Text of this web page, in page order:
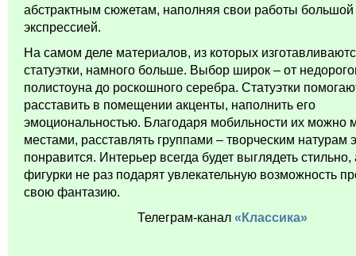
абстрактным сюжетам, наполняя свои работы большой
экспрессией.
На самом деле материалов, из которых
статуэтки, намного больше. Выбор широк – от
полистоуна до роскошного серебра. Статуэтки
расставить в помещении акценты, наполнить его
эмоциональностью. Благодаря мобильности их можно
местами, расставлять группами – творческим натурам
понравится. Интерьер всегда будет выглядеть
фигурки не раз подарят увлекательную возможность
свою фантазию.
Телеграм-канал «Классика»